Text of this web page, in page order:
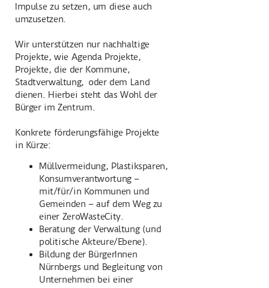
Impulse zu setzen, um diese auch
umzusetzen.
Wir unterstützen nur nachhaltige
Projekte, wie Agenda Projekte,
Projekte, die der Kommune,
Stadtverwaltung, oder dem Land
dienen. Hierbei steht das Wohl der
Bürger im Zentrum.
Konkrete förderungsfähige Projekte
in Kürze:
Müllvermeidung, Plastiksparen,
Konsumverantwortung –
mit/für/in Kommunen und
Gemeinden – auf dem Weg zu
einer ZeroWasteCity.
Beratung der Verwaltung (und
politische Akteure/Ebene).
Bildung der BürgerInnen
Nürnbergs und Begleitung von
Unternehmen bei einer